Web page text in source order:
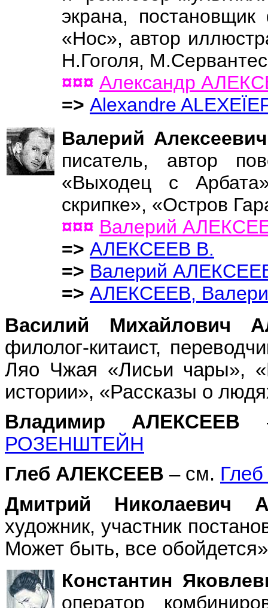
экрана,
«Нос», автор
Н.Гоголя,
¤¤¤ Александр
=> Alexandre
Валерий
писатель, автор
«Выходец с
скрипке», «Остров
¤¤¤ Валерий
=> АЛЕКСЕЕВ В.
=> Валерий
=> АЛЕКСЕЕВ,
Василий Михайлович
филолог-китаист,
Ляо Чжая «Лисьи чары»,
истории», «Рассказы о
Владимир АЛЕКСЕЕВ
РОЗЕНШТЕЙН
Глеб АЛЕКСЕЕВ – см.
Дмитрий
художник, участник
Может быть, все
Константин
оператор